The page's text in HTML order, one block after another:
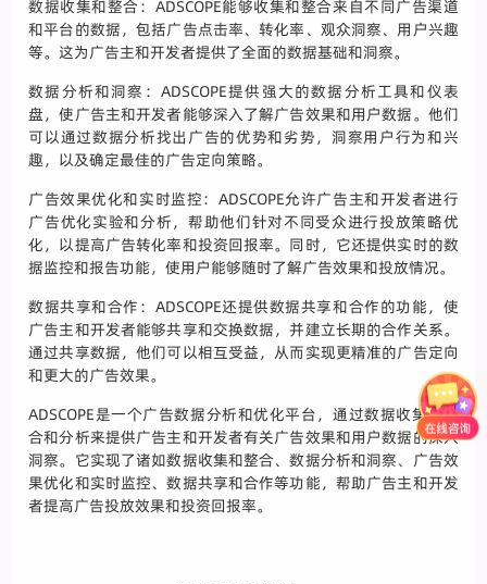
数据收集和整合：ADSCOPE能够收集和整合来自不同广告渠道
和平台的数据，包括广告点击率、转化率、观众洞察、用户兴趣
等。这为广告主和开发者提供了全面的数据基础和洞察。
数据分析和洞察：ADSCOPE提供强大的数据分析工具和仪表
盘，使广告主和开发者能够深入了解广告效果和用户数据。他们
可以通过数据分析找出广告的优势和劣势，洞察用户行为和兴
趣，以及确定最佳的广告定向策略。
广告效果优化和实时监控：ADSCOPE允许广告主和开发者进行
广告优化实验和分析，帮助他们针对不同受众进行投放策略优
化，以提高广告转化率和投资回报率。同时，它还提供实时的数
据监控和报告功能，使用户能够随时了解广告效果和投放情况。
数据共享和合作：ADSCOPE还提供数据共享和合作的功能，使
广告主和开发者能够共享和交换数据，并建立长期的合作关系。
通过共享数据，他们可以相互受益，从而实现更精准的广告定向
和更大的广告效果。
ADSCOPE是一个广告数据分析和优化平台，通过数据收集、整
合和分析来提供广告主和开发者有关广告效果和用户数据的深入
洞察。它实现了诸如数据收集和整合、数据分析和洞察、广告效
果优化和实时监控、数据共享和合作等功能，帮助广告主和开发
者提高广告投放效果和投资回报率。